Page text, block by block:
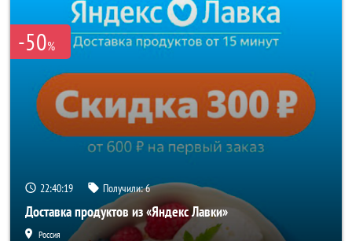
-50%
22:40:18 Получили:6
Доставка продуктов из «Яндекс Лавки»
Россия